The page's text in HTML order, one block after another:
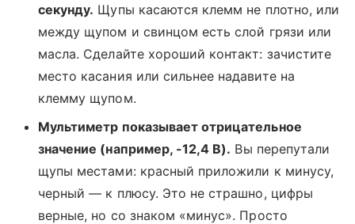
секунду. Щупы касаются клемм не плотно, или
между щупом и свинцом есть слой грязи или
масла. Сделайте хороший контакт: зачистите
место касания или сильнее надавите на
клемму щупом.
Мультиметр показывает отрицательное
значение (например, -12,4 В). Вы перепутали
щупы местами: красный приложили к минусу,
черный — к плюсу. Это не страшно, цифры
верные, но со знаком «минус». Просто